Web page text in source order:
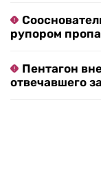
рупором
Пентагон
отвечавшего